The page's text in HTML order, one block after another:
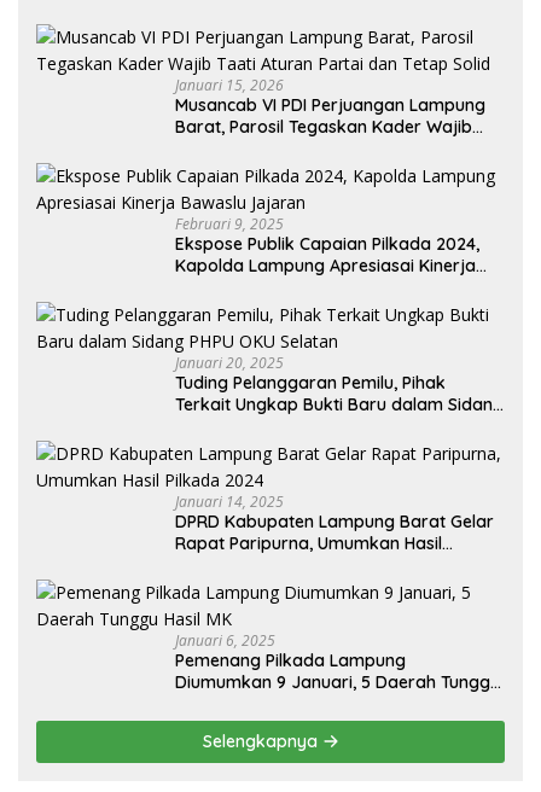
Januari 15, 2026
Musancab VI PDI Perjuangan Lampung
Barat, Parosil Tegaskan Kader Wajib
Februari 9, 2025
Ekspose Publik Capaian Pilkada 2024,
Kapolda Lampung Apresiasai Kinerja
Januari 20, 2025
Tuding Pelanggaran Pemilu, Pihak
Terkait Ungkap Bukti Baru dalam Sidang
Januari 14, 2025
DPRD Kabupaten Lampung Barat Gelar
Rapat Paripurna, Umumkan Hasil
Januari 6, 2025
Pemenang Pilkada Lampung
Diumumkan 9 Januari, 5 Daerah Tunggu
Selengkapnya